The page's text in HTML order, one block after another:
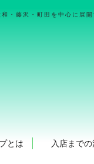
・藤沢・町田を中心に展
とは 入店まで